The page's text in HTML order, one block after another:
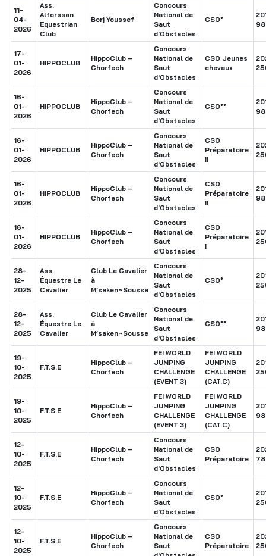
11-
04-
2026
Ass.
Alforssan
Equestrian
Club
Borj Youssef
Concours
National de
Saut
d'Obstacles
CSO*
17-
01-
2026
HIPPOCLUB
HippoClub –
Chorfech
Concours
National de
Saut
d'Obstacles
CSO Jeunes
chevaux
16-
01-
2026
HIPPOCLUB
HippoClub –
Chorfech
Concours
National de
Saut
d'Obstacles
CSO**
16-
01-
2026
HIPPOCLUB
HippoClub –
Chorfech
Concours
National de
Saut
d'Obstacles
CSO
Préparatoire
II
16-
01-
2026
HIPPOCLUB
HippoClub –
Chorfech
Concours
National de
Saut
d'Obstacles
CSO
Préparatoire
II
16-
01-
2026
HIPPOCLUB
HippoClub –
Chorfech
Concours
National de
Saut
d'Obstacles
CSO
Préparatoire
I
28-
12-
2025
Ass.
Équestre Le
Cavalier
Club Le Cavalier
à
M’saken~Sousse
Concours
National de
Saut
d'Obstacles
CSO*
28-
12-
2025
Ass.
Équestre Le
Cavalier
Club Le Cavalier
à
M’saken~Sousse
Concours
National de
Saut
d'Obstacles
CSO**
19-
10-
2025
F.T.S.E
HippoClub –
Chorfech
FEI WORLD
JUMPING
CHALLENGE
(EVENT 3)
FEI WORLD
JUMPING
CHALLENGE
(CAT.C)
19-
10-
2025
F.T.S.E
HippoClub –
Chorfech
FEI WORLD
JUMPING
CHALLENGE
(EVENT 3)
FEI WORLD
JUMPING
CHALLENGE
(CAT.C)
12-
10-
2025
F.T.S.E
HippoClub –
Chorfech
Concours
National de
Saut
d'Obstacles
CSO
Préparatoire
12-
10-
2025
F.T.S.E
HippoClub –
Chorfech
Concours
National de
Saut
d'Obstacles
CSO*
12-
10-
2025
F.T.S.E
HippoClub –
Chorfech
Concours
National de
Saut
CSO
Préparatoire